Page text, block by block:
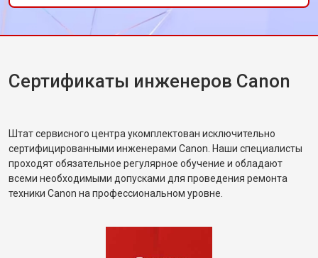
Сертификаты инженеров Canon
Штат сервисного центра укомплектован исключительно
сертифицированными инженерами Canon. Наши специалисты
проходят обязательное регулярное обучение и обладают
всеми необходимыми допусками для проведения ремонта
техники Canon на профессиональном уровне.